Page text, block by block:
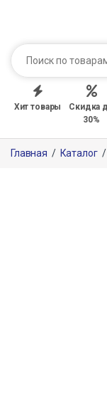
Хит товары
Скидка
30%
Главная / Каталог /